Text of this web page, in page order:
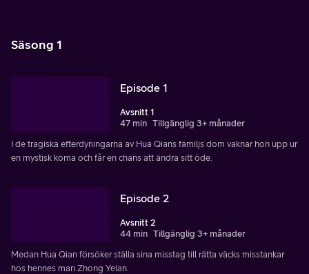
Säsong 1
Episode 1
Avsnitt 1
47 min Tillgänglig 3+ månader
I de tragiska efterdyningarna av Hua Qians familjs dom vaknar hon upp ur
en mystisk koma och får en chans att ändra sitt öde.
Episode 2
Avsnitt 2
44 min Tillgänglig 3+ månader
Medan Hua Qian försöker ställa sina misstag till rätta väcks misstankar
hos hennes man Zhong Yelan.